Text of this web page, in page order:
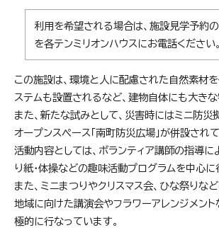
利用を希望される場合は、施設見学予約
を各テンミリオンハウスにお電話ください。
この施設は、環境と人に配慮された自然素材を
ステムも設置されるなど、建物自体にも大きな
また、新たな試みとして、災害時にはミニ防災
オープンスペース「南町防災広場」が併設されて
活動内容としては、ボランティア講師の指導に
り紙・体操などの趣味活動プログラムを中心に
また、ミニまつりやクリスマス会、ひな祭りなど
地域に向けた講演会やフラワーアレンジメン
極的に行なっています。